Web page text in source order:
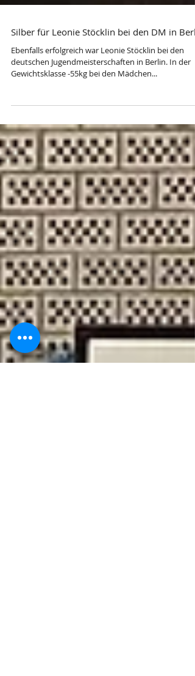
Silber für Leonie Stöcklin bei den DM in
Ebenfalls erfolgreich war Leonie Stöcklin bei den
deutschen Jugendmeisterschaften in Berlin. In der
Gewichtsklasse -55kg bei den Mädchen...